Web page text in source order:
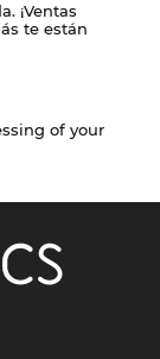
¡Ventas
te están
of your